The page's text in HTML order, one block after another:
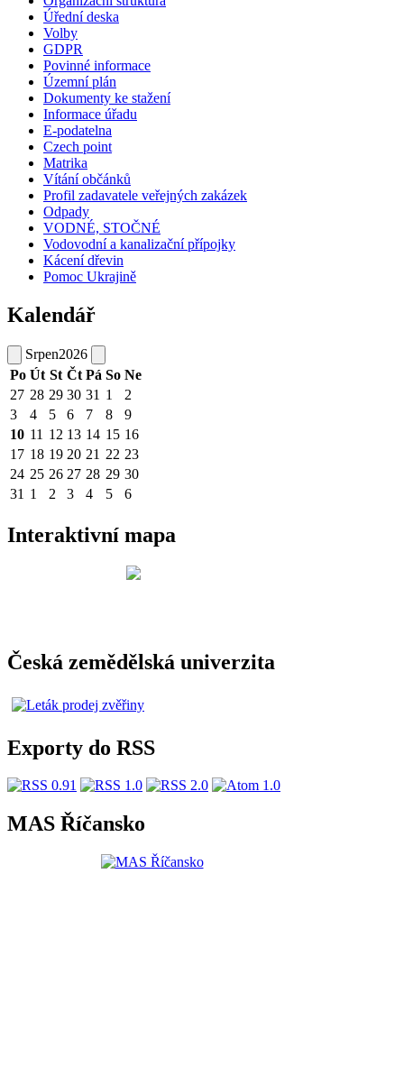
Úřední deska
Volby
GDPR
Povinné informace
Územní plán
Dokumenty ke stažení
Informace úřadu
E-podatelna
Czech point
Matrika
Vítání občánků
Profil zadavatele veřejných zakázek
Odpady
VODNÉ, STOČNÉ
Vodovodní a kanalizační přípojky
Kácení dřevin
Pomoc Ukrajině
Kalendář
Srpen2026
Po Út St Čt Pá So Ne
27 28 29 30 31 1
2
3
4 5 6 7 8
9
10 11 12 13 14 15 16
17 18 19 20 21 22 23
24 25 26 27 28 29 30
31 1 2 3 4 5 6
Interaktivní mapa
Česká zemědělská univerzita
Exporty do RSS
MAS Říčansko